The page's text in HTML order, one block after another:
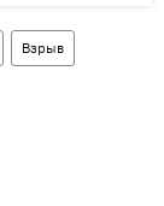
Взрыв